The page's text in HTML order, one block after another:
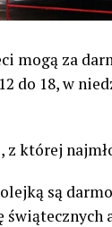
mogą za
do 18, w
z której
są